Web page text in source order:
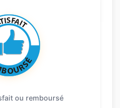
ou remboursé